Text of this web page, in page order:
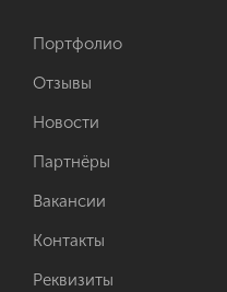
Портфолио
Отзывы
Новости
Партнёры
Вакансии
Контакты
Реквизиты